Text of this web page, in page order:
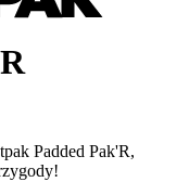
Padded Pak'R,